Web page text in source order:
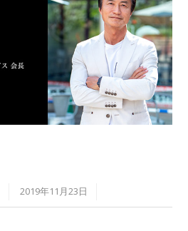
2019年11月23日